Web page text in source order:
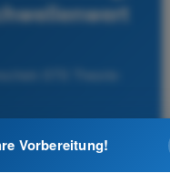
STS Theorie-
Vorbereitung!